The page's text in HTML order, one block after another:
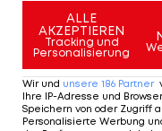
Mehr zum
ALLE
AKZEPTIEREN
Tracking und
Personalisierung
Wir und unsere 186 Partner
Ihre IP-Adresse und
Speichern von oder Zugriff
Personalisierte Werbung